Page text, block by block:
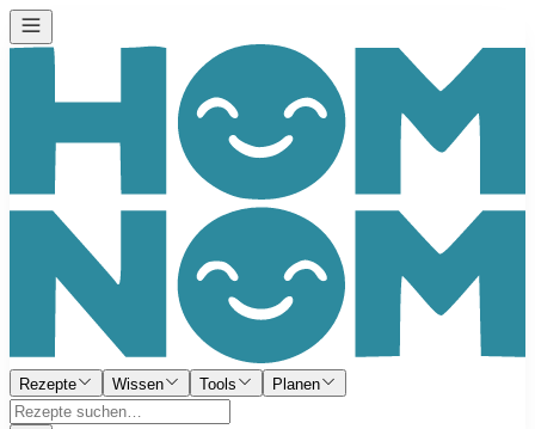
Rezepte Wissen Tools Planen